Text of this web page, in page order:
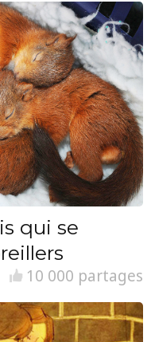
qui se
10 000 partages